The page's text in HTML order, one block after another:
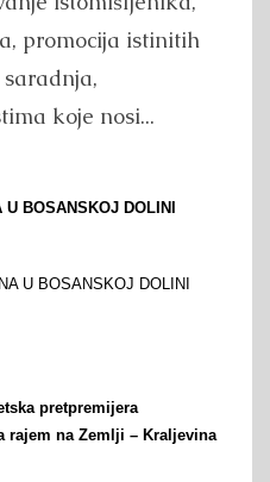
promocija istinitih
koje nosi...
BOSANSKOJ DOLINI
pretpremijera
rajem na Zemlji – Kraljevina